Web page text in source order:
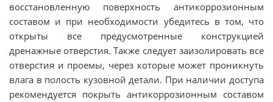
восстановленную поверхность антикоррозионным
составом и при необходимости убедитесь в том, что
открыты все предусмотренные конструкцией
дренажные отверстия. Также следует заизолировать все
отверстия и проемы, через которые может проникнуть
влага в полость кузовной детали. При наличии доступа
рекомендуется покрыть антикоррозионным составом